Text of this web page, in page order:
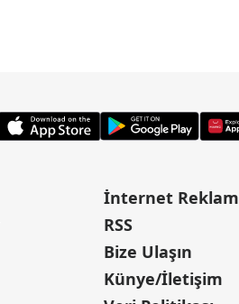
İnternet Reklam
RSS
Bize Ulaşın
Künye/İletişim